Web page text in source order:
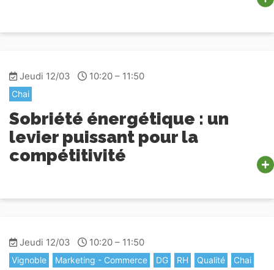
Jeudi 12/03 10:20 – 11:50
Chai
Sobriété énergétique : un
levier puissant pour la
compétitivité
Jeudi 12/03 10:20 – 11:50
Vignoble Marketing - Commerce DG RH Qualité Chai